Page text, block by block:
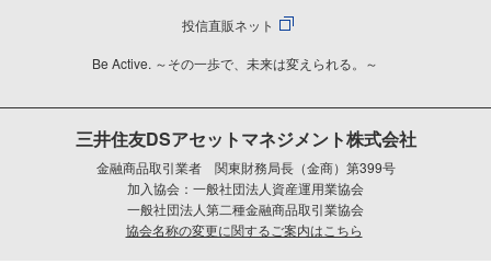
投信直販ネット
Be Active. ～その一歩で、未来は変えられる。～
三井住友DSアセットマネジメント株式会社
金融商品取引業者 関東財務局長（金商）第399号
加入協会：一般社団法人資産運用業協会
一般社団法人第二種金融商品取引業協会
協会名称の変更に関するご案内はこちら